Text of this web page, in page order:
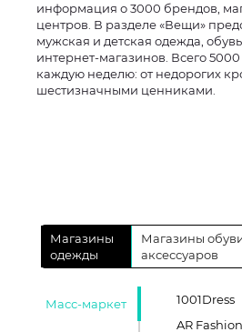
информация о 3000 брендов,
центров. В разделе «Вещи»
мужская и детская одежда,
интернет-магазинов. Всего
каждую неделю: от недорогих
шестизначными ценниками.
Магазины
одежды
Магазины
аксессуаров
Масс-маркет
1001Dress
AR Fashion